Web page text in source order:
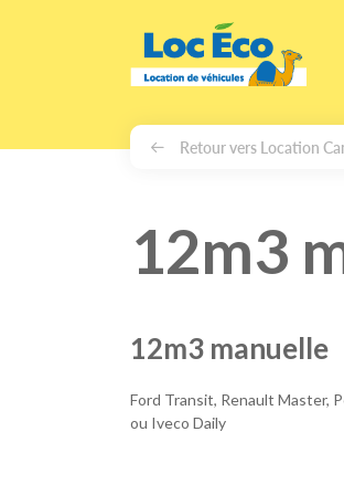
Retour vers Location
12m3
12m3 manuelle
Ford Transit, Renault Master,
ou Iveco Daily